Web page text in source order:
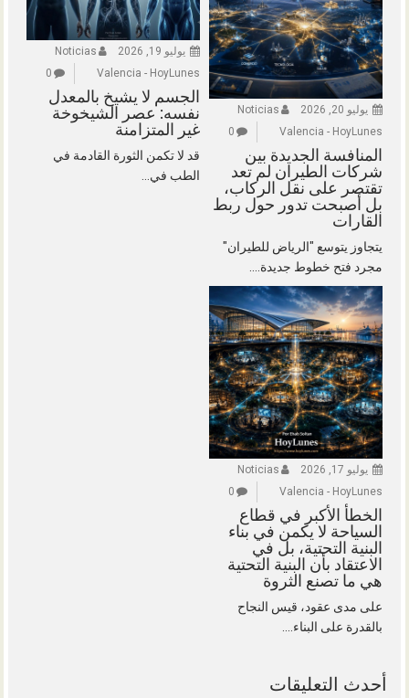
يوليو 20, 2026
Noticias
Valencia - HoyLunes
0
المنافسة الجديدة بين
شركات الطيران لم تعد
تقتصر على نقل الركاب،
بل أصبحت تدور حول ربط
القارات
يتجاوز يتوسع "الرياض للطيران"
مجرد فتح خطوط جديدة....
يوليو 19, 2026
Noticias
Valencia - HoyLunes
0
الجسم لا يشيخ بالمعدل
نفسه: عصر الشيخوخة
غير المتزامنة
قد لا تكمن الثورة القادمة في
الطب في...
يوليو 17, 2026
Noticias
Valencia - HoyLunes
0
الخطأ الأكبر في قطاع
السياحة لا يكمن في بناء
البنية التحتية، بل في
الاعتقاد بأن البنية التحتية
هي ما تصنع الثروة
على مدى عقود، قيس النجاح
بالقدرة على البناء....
أحدث التعليقات